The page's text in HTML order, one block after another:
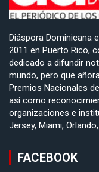
Diáspora Dominicana
2011 en Puerto Rico,
dedicado a difundir
mundo, pero que
Premios Nacionales
así como
organizaciones e
Jersey, Miami,
FACEBOOK